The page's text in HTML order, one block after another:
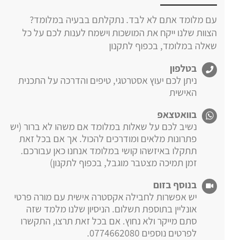
עם מלומד אתם לא לבד. נתקלתם בבעיה במלומד?
הצוות שלנו ייקח את המושכות וישמח לענות לכם על כל
שאלה במלומד, בכפוף לתקנון
בטלפון
ניתן לכם יעוץ אסטרטגי, טיפים והדרכה על התכנית
האישית
בוואטצאפ
נשיב לכם על שאלות במלומד אם משהו לא ברור (יש
פתרונות מלאים ומודרכים להכול. אך אם בכל זאת
תתקלו באיזשהו קושי במלומד אנחנו כאן עבורכם.
זמן תמיכה מצטבר מוגבל, בכפוף לתקנון)
בנוסף בזום
יש אפשרות לחבילה אקסטרה אישית עם מורה פרטי
אונליין בתוספת תשלום. הניסיון שלנו מלמד שזה
סתם מייקר ולא נחוץ. אם בכל זאת תרצו, התקשרו
לפרטים נוספים 0774662080.